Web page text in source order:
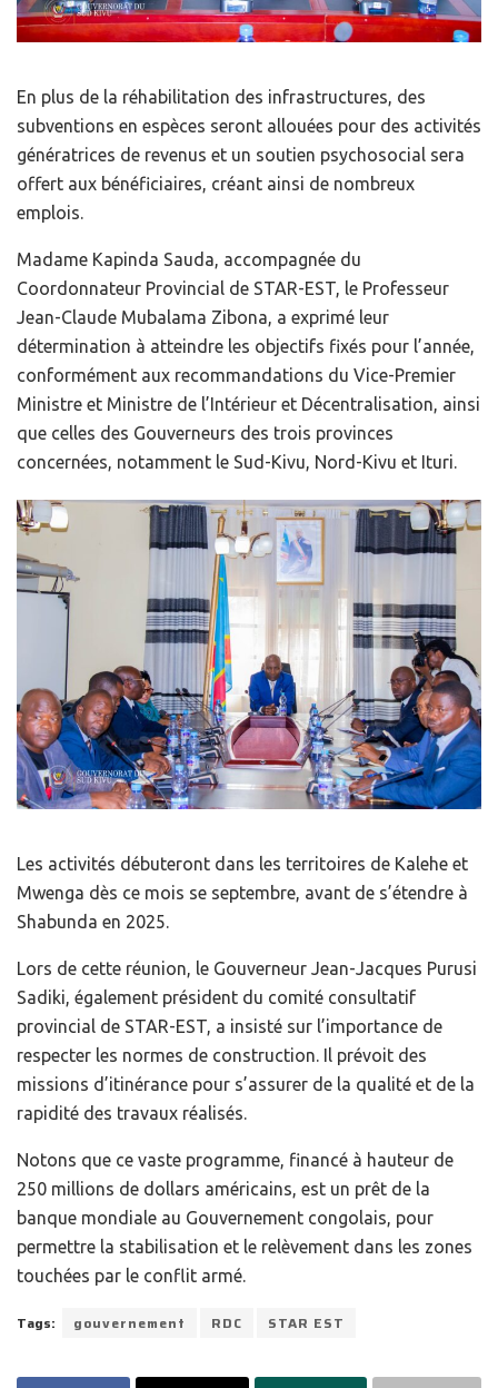
En plus de la réhabilitation des infrastructures, des
subventions en espèces seront allouées pour des activités
génératrices de revenus et un soutien psychosocial sera
offert aux bénéficiaires, créant ainsi de nombreux
emplois.
Madame Kapinda Sauda, accompagnée du
Coordonnateur Provincial de STAR-EST, le Professeur
Jean-Claude Mubalama Zibona, a exprimé leur
détermination à atteindre les objectifs fixés pour l’année,
conformément aux recommandations du Vice-Premier
Ministre et Ministre de l’Intérieur et Décentralisation, ainsi
que celles des Gouverneurs des trois provinces
concernées, notamment le Sud-Kivu, Nord-Kivu et Ituri.
Les activités débuteront dans les territoires de Kalehe et
Mwenga dès ce mois se septembre, avant de s’étendre à
Shabunda en 2025.
Lors de cette réunion, le Gouverneur Jean-Jacques Purusi
Sadiki, également président du comité consultatif
provincial de STAR-EST, a insisté sur l’importance de
respecter les normes de construction. Il prévoit des
missions d’itinérance pour s’assurer de la qualité et de la
rapidité des travaux réalisés.
Notons que ce vaste programme, financé à hauteur de
250 millions de dollars américains, est un prêt de la
banque mondiale au Gouvernement congolais, pour
permettre la stabilisation et le relèvement dans les zones
touchées par le conflit armé.
Tags: gouvernement RDC STAR EST